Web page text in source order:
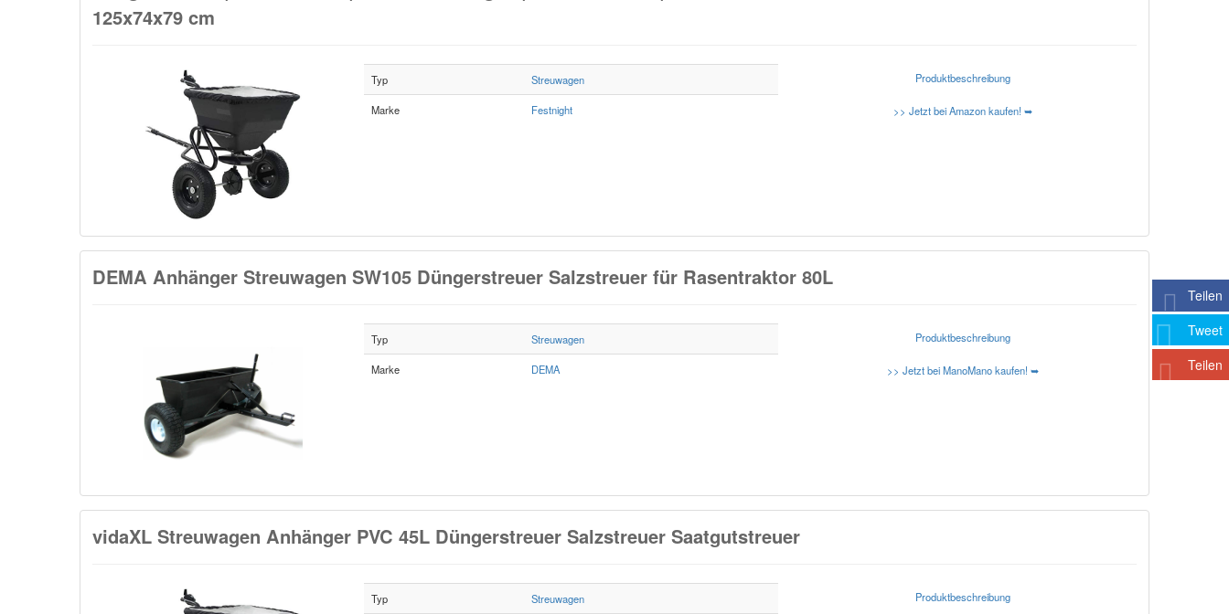
Teilen
Tweet
Teilen
125x74x79 cm
Typ Streuwagen
Marke Festnight
Produktbeschreibung
>> Jetzt bei Amazon kaufen! ➥
DEMA Anhänger Streuwagen SW105 Düngerstreuer Salzstreuer für Rasentraktor 80L
Typ Streuwagen
Marke DEMA
Produktbeschreibung
>> Jetzt bei ManoMano kaufen! ➥
vidaXL Streuwagen Anhänger PVC 45L Düngerstreuer Salzstreuer Saatgutstreuer
Typ Streuwagen Produktbeschreibung